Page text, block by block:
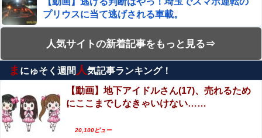
った結果、好き嫌い5位にwwwwwwww
キャッシュレス派の人が現金のみの店に文句言ってるのっ
てどう思う？他
【悲報】 佳子さま、あやうく「おパンツ」がお見えになっ
てしまうｗｗｗｗｗ
兵庫県斎藤知事、不正会計の疑いで前知事に聞き取り調査
へ
彼女がタヒんだ。悲しみに暮れながらも彼女の分まで精一
プリウスに当て逃げされる車載。
妊婦・田中みな実さん、背中と横乳を大胆露出し
て公の場に出てしまうｗｗｗｗｗｗ
エロ漫画『冥婚の花嫁～無限快楽地獄～』をraw
やhitomiを使わずに無料で読む方法│五梅
【動画】ロシア軍のドローンをネット発射装置で
撃墜するウクライナ。
人気サイトの新着記事をもっと見る⇒
ま にゅそく週間 人気記事ランキング！
【動画】地下アイドルさん(17)、売れるため
にここまでしなきゃいけない……
20,100ビュー